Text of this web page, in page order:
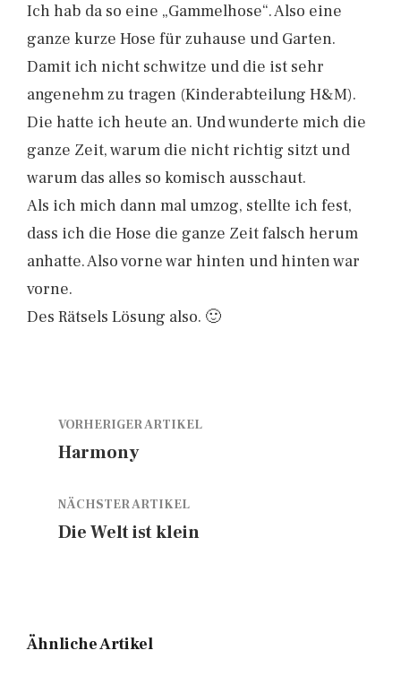
Ich hab da so eine „Gammelhose“. Also eine
ganze kurze Hose für zuhause und Garten.
Damit ich nicht schwitze und die ist sehr
angenehm zu tragen (Kinderabteilung H&M).
Die hatte ich heute an. Und wunderte mich die
ganze Zeit, warum die nicht richtig sitzt und
warum das alles so komisch ausschaut.
Als ich mich dann mal umzog, stellte ich fest,
dass ich die Hose die ganze Zeit falsch herum
anhatte. Also vorne war hinten und hinten war
vorne.
Des Rätsels Lösung also. 🙂
VORHERIGER ARTIKEL
Harmony
NÄCHSTER ARTIKEL
Die Welt ist klein
Ähnliche Artikel